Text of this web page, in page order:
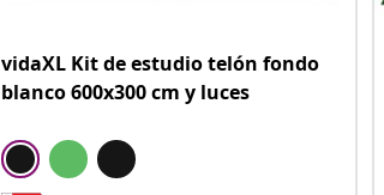
vidaXL Kit de estudio telón fondo
blanco 600x300 cm y luces